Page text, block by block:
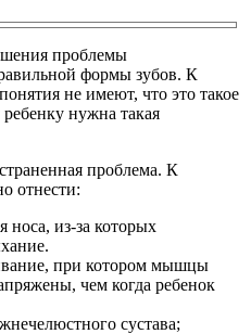
проблемы
формы зубов. К
не имеют, что это такое
нужна такая
проблема. К
отнести:
носа, из-за которых
при котором мышцы
чем когда ребенок
сустава;